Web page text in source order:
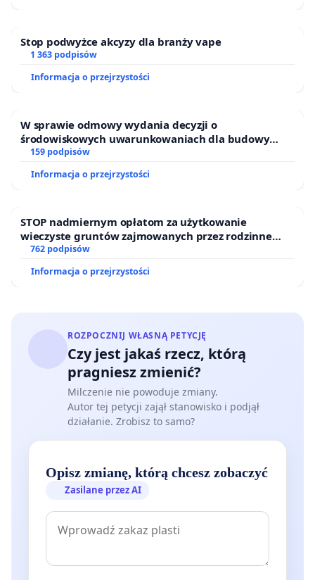
Stop podwyżce akcyzy dla branży vape
1 363 podpisów
Informacja o przejrzystości
W sprawie odmowy wydania decyzji o
środowiskowych uwarunkowaniach dla budowy
zakładu wytwarzania biometanu „Krynki” w
Puszczy Knyszyńskiej
159 podpisów
Informacja o przejrzystości
STOP nadmiernym opłatom za użytkowanie
wieczyste gruntów zajmowanych przez rodzinne
ogrody działkowe.
762 podpisów
Informacja o przejrzystości
ROZPOCZNIJ WŁASNĄ PETYCJĘ
Czy jest jakaś rzecz, którą
pragniesz zmienić?
Milczenie nie powoduje zmiany.
Autor tej petycji zajął stanowisko i podjął
działanie. Zrobisz to samo?
Opisz zmianę, którą chcesz zobaczyć
Zasilane przez AI